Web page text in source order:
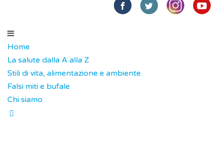
Home
La salute dalla A alla Z
Stili di vita, alimentazione e ambiente
Falsi miti e bufale
Chi siamo